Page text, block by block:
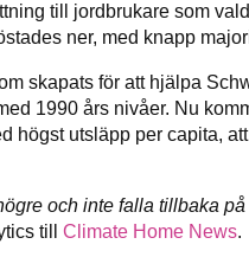
till jordbrukare som
ner, med knapp
skapats för att hjälpa
1990 års nivåer. Nu
högst utsläpp per capita,
och inte falla tillbaka på
till Climate Home News.
genom att swisha
1231368703
Läs vad vi vill göra